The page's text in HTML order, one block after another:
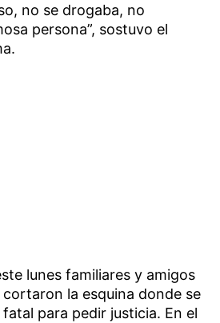
no se drogaba, no
persona”, sostuvo el
lunes familiares y amigos
la esquina donde se
para pedir justicia. En el